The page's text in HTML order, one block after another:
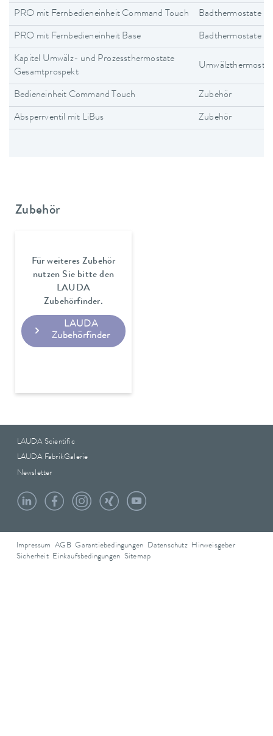
PRO mit Fernbedieneinheit Command Touch Badthermostate
PRO mit Fernbedieneinheit Base Badthermostate
Kapitel Umwälz- und Prozessthermostate
Gesamtprospekt
Bedieneinheit Command Touch Zubehör
Absperrventil mit LiBus Zubehör
Zubehör
Für weiteres Zubehör
nutzen Sie bitte den
LAUDA
Zubehörfinder.
LAUDA
Zubehörfinder
LAUDA Scientific
LAUDA FabrikGalerie
Newsletter
Impressum AGB Garantiebedingungen Datenschutz Hinweisgeber
Sicherheit Einkaufsbedingungen Sitemap